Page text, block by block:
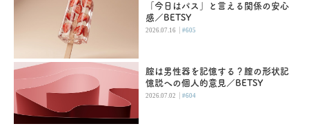
「今日はパス」と言える関係の安心
感／BETSY
2026.07.16 |#605
腟は男性器を記憶する？膣の形状記
憶説への個人的意見／BETSY
2026.07.02 |#604